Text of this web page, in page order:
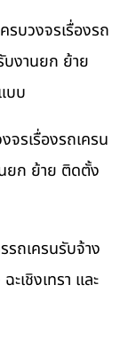
บวงจรเรื่องรถ
บงานยก ย้าย
บบ
จรเรื่องรถเครน
ยก ย้าย ติดตั้ง
รถเครนรับจ้าง
เชิงเทรา และ